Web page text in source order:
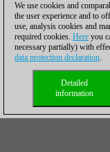
We use cookies and
the user experience and to
use, analysis cookies and
required cookies. Here you
necessary partially) with
data protection declaration.
Detailed
information